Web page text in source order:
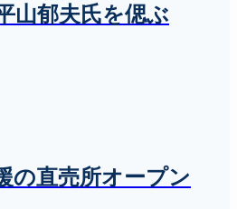
山郁夫氏を偲ぶ
の直売所オープン